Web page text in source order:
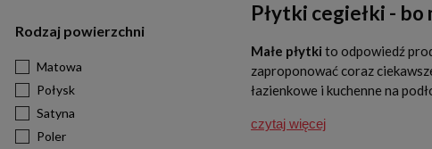
Rodzaj powierzchni
Matowa
Połysk
Satyna
Poler
Płytki cegiełki - bo
Małe płytki to odpowiedź
zaproponować coraz
łazienkowe i kuchenne na
czytaj więcej